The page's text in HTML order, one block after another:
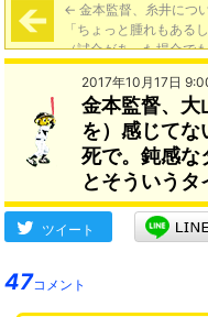
← 金本監督、糸井につ
「ちょっと腫れもあるし
（試合があった場合で
人は『いく』と言っと
よ」2017年10月17日
金本監督、大
を）感じてな
死で。鈍感な
とそういうタ
ツイート
47コメント